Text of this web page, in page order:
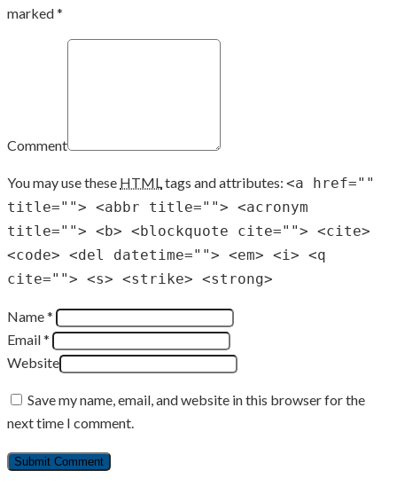
marked *
Comment
You may use these HTMLtags and attributes: <a href=""
title=""> <abbr title=""> <acronym
title=""> <b> <blockquote cite=""> <cite>
<code> <del datetime=""> <em> <i> <q
cite=""> <s> <strike> <strong>
Name *
Email *
Website
Save my name, email, and website in this browser for the
next time I comment.